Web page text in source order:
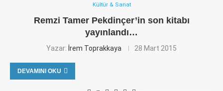
Kültür & Sanat
Remzi Tamer Pekdinçer’in son kitabı
yayınlandı…
Yazar: İrem Toprakkaya 28 Mart 2015
DEVAMINI OKU